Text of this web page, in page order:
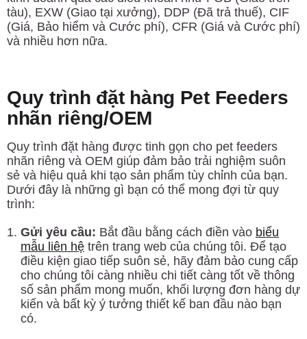
tàu), EXW (Giao tại xưởng), DDP (Đã trả thuế), CIF
(Giá, Bảo hiểm và Cước phí), CFR (Giá và Cước phí)
và nhiều hơn nữa.
Quy trình đặt hàng Pet Feeders
nhãn riêng/OEM
Quy trình đặt hàng được tinh gọn cho pet feeders
nhãn riêng và OEM giúp đảm bảo trải nghiệm suôn
sẻ và hiệu quả khi tạo sản phẩm tùy chỉnh của bạn.
Dưới đây là những gì bạn có thể mong đợi từ quy
trình:
Gửi yêu cầu: Bắt đầu bằng cách điền vào biểu
mẫu liên hệ trên trang web của chúng tôi. Để tạo
điều kiện giao tiếp suôn sẻ, hãy đảm bảo cung cấp
cho chúng tôi càng nhiều chi tiết càng tốt về thông
số sản phẩm mong muốn, khối lượng đơn hàng dự
kiến và bất kỳ ý tưởng thiết kế ban đầu nào bạn
có.